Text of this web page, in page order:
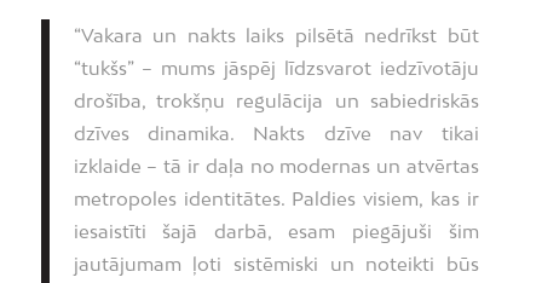
“Vakara un nakts laiks pilsētā nedrīkst būt
“tukšs” – mums jāspēj līdzsvarot iedzīvotāju
drošība, trokšņu regulācija un sabiedriskās
dzīves dinamika. Nakts dzīve nav tikai
izklaide – tā ir daļa no modernas un atvērtas
metropoles identitātes. Paldies visiem, kas ir
iesaistīti šajā darbā, esam piegājuši šim
jautājumam ļoti sistēmiski un noteikti būs